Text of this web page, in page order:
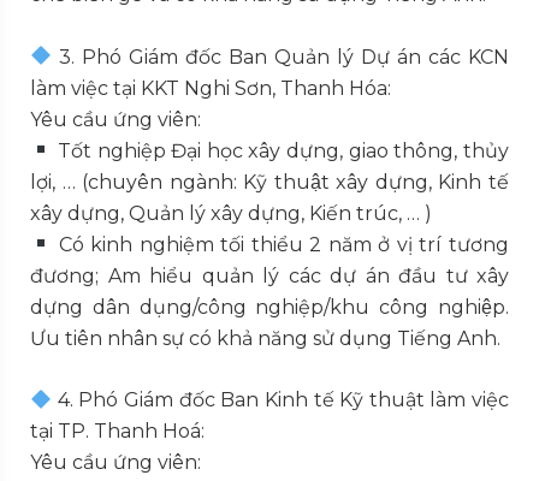
3. Phó Giám đốc Ban Quản lý Dự án các KCN
làm việc tại KKT Nghi Sơn, Thanh Hóa:
Yêu cầu ứng viên:
Tốt nghiệp Đại học xây dựng, giao thông, thủy
lợi, … (chuyên ngành: Kỹ thuật xây dựng, Kinh tế
xây dựng, Quản lý xây dựng, Kiến trúc, … )
Có kinh nghiệm tối thiểu 2 năm ở vị trí tương
đương; Am hiểu quản lý các dự án đầu tư xây
dựng dân dụng/công nghiệp/khu công nghiệp.
Ưu tiên nhân sự có khả năng sử dụng Tiếng Anh.
4. Phó Giám đốc Ban Kinh tế Kỹ thuật làm việc
tại TP. Thanh Hoá:
Yêu cầu ứng viên: